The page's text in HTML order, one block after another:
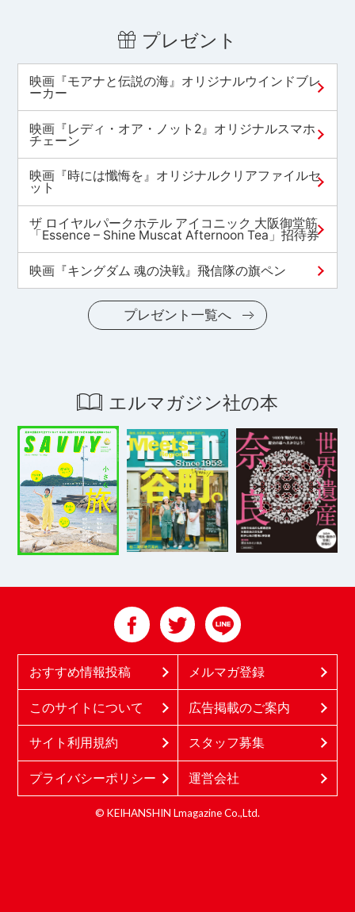
プレゼント
映画『モアナと伝説の海』オリジナルウインドブレ
ーカー
映画『レディ・オア・ノット2』オリジナルスマホ
チェーン
映画『時には懺悔を』オリジナルクリアファイルセ
ット
ザ ロイヤルパークホテル アイコニック 大阪御堂筋
「Essence – Shine Muscat Afternoon Tea」招待券
映画『キングダム 魂の決戦』飛信隊の旗ペン
プレゼント一覧へ
エルマガジン社の本
おすすめ情報投稿 メルマガ登録
このサイトについて 広告掲載のご案内
サイト利用規約 スタッフ募集
プライバシーポリシー 運営会社
© KEIHANSHIN Lmagazine Co.,Ltd.